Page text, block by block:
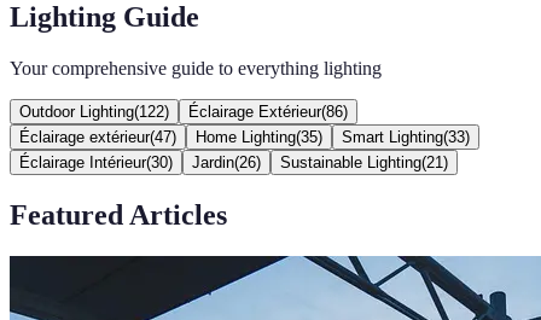
Lighting Guide
Your comprehensive guide to everything lighting
Outdoor Lighting(122) Éclairage Extérieur(86)
Éclairage extérieur(47) Home Lighting(35) Smart Lighting(33)
Éclairage Intérieur(30) Jardin(26) Sustainable Lighting(21 )
Featured Articles